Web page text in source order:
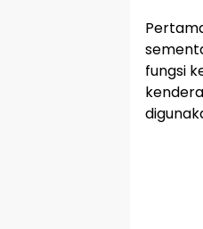
fungsi